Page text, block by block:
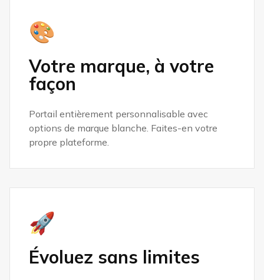
🎨
Votre marque, à votre
façon
Portail entièrement personnalisable avec
options de marque blanche. Faites-en votre
propre plateforme.
🚀
Évoluez sans limites